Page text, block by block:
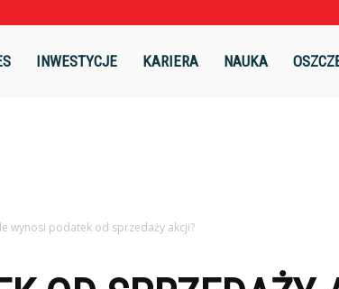
INWESTYCJE KARIERA NAUKA
wynosi podatek od sprzedaży akcji?